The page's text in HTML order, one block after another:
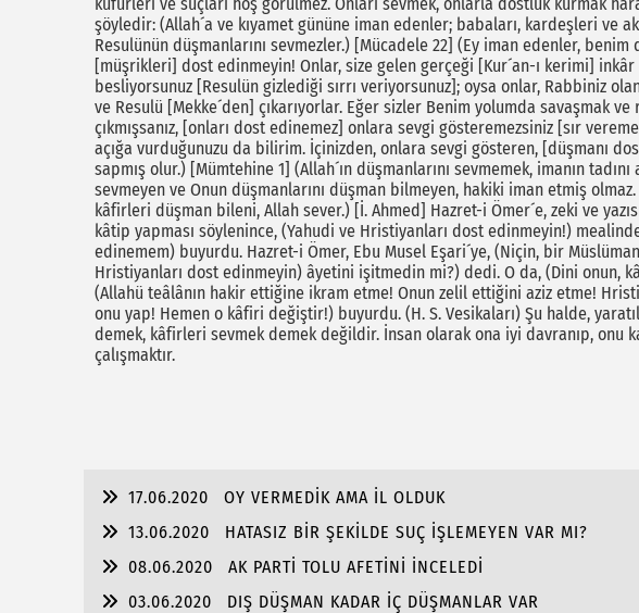
şöyledir: (Allah´a ve kıyamet gününe iman edenler; babaları, kardeşleri ve
Resulünün düşmanlarını sevmezler.) [Mücadele 22] (Ey iman edenler, benim
[müşrikleri] dost edinmeyin! Onlar, size gelen gerçeği [Kur´an-ı kerimi]
besliyorsunuz [Resulün gizlediği sırrı veriyorsunuz]; oysa onlar, Rabbiniz olan
ve Resulü [Mekke´den] çıkarıyorlar. Eğer sizler Benim yolumda savaşmak ve
çıkmışsanız, [onları dost edinemez] onlara sevgi gösteremezsiniz [sır
açığa vurduğunuzu da bilirim. İçinizden, onlara sevgi gösteren, [düşmanı
sapmış olur.) [Mümtehine 1] (Allah´ın düşmanlarını sevmemek, imanın tadını
sevmeyen ve Onun düşmanlarını düşman bilmeyen, hakiki iman etmiş
kâfirleri düşman bileni, Allah sever.) [İ. Ahmed] Hazret-i Ömer´e, zeki ve
kâtip yapması söylenince, (Yahudi ve Hristiyanları dost edinmeyin!)
edinemem) buyurdu. Hazret-i Ömer, Ebu Musel Eşari´ye, (Niçin, bir
Hristiyanları dost edinmeyin) âyetini işitmedin mi?) dedi. O da, (Dini onun,
(Allahü teâlânın hakir ettiğine ikram etme! Onun zelil ettiğini aziz etme!
onu yap! Hemen o kâfiri değiştir!) buyurdu. (H. S. Vesikaları) Şu halde,
demek, kâfirleri sevmek demek değildir. İnsan olarak ona iyi davranıp, onu
çalışmaktır.
17.06.2020
OY VERMEDİK AMA İL OLDUK
13.06.2020
HATASIZ BİR ŞEKİLDE SUÇ İŞLEMEYEN VAR MI?
08.06.2020
AK PARTİ TOLU AFETİNİ İNCELEDİ
03.06.2020
DIŞ DÜŞMAN KADAR İÇ DÜŞMANLAR VAR